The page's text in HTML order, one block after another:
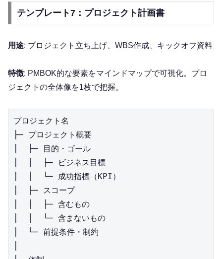
テンプレート7：プロジェクト計画書
用途: プロジェクト立ち上げ、WBS作成、キックオフ資料
特徴: PMBOK的な要素をマインドマップで可視化。プロ
ジェクトの全体像を1枚で把握。
プロジェクト名
├─ プロジェクト概要
│  ├─ 目的・ゴール
│  │  ├─ ビジネス目標
│  │  └─ 成功指標（KPI）
│  ├─ スコープ
│  │  ├─ 含むもの
│  │  └─ 含まないもの
│  └─ 前提条件・制約